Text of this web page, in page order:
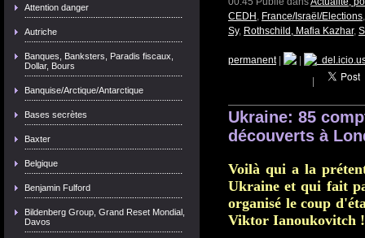
Attention danger
Autriche
Banques, Banksters, Paradis fiscaux,
Dollar, Bours
Banquise/Arctique/Antarctique
Bases secrètes
Baxter
Belgique
Benjamin Fulford
Bildenberg Group, Grand Reset Mondial,
Davos
CEDH , France/Israël/Elections
Sy, Rothschild, Mafia Kazhar,
permanent|
Ukraine: 85
découverts à
Voilà qui a la
Ukraine et qui fait
organisé le coup
Viktor Ianoukovitch !